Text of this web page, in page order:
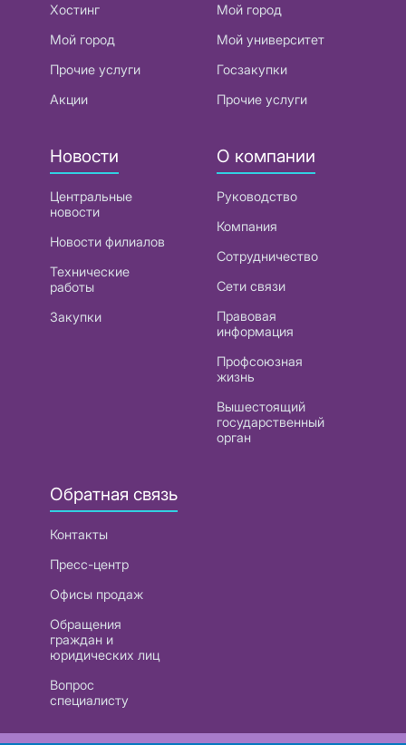
Хостинг
Мой город
Прочие услуги
Акции
Мой город
Мой университет
Госзакупки
Прочие услуги
Новости
Центральные
новости
Новости филиалов
Технические
работы
Закупки
О компании
Руководство
Компания
Сотрудничество
Сети связи
Правовая
информация
Профсоюзная
жизнь
Вышестоящий
государственный
орган
Обратная связь
Контакты
Пресс-центр
Офисы продаж
Обращения
граждан и
юридических лиц
Вопрос
специалисту